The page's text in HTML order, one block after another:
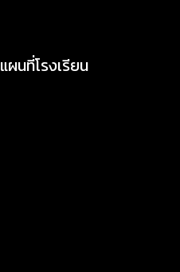
แผนที่โรงเรียน